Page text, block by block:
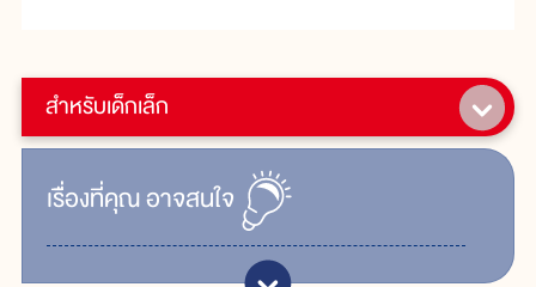
สำหรับเด็กเล็ก
เรื่ิองที่คุณอาจสนใจ